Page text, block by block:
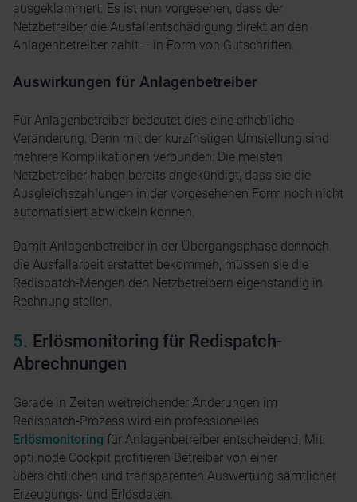
ausgeklammert. Es ist nun vorgesehen, dass der
Netzbetreiber die Ausfallentschädigung direkt an den
Anlagenbetreiber zahlt – in Form von Gutschriften.
Auswirkungen für Anlagenbetreiber
Für Anlagenbetreiber bedeutet dies eine erhebliche
Veränderung. Denn mit der kurzfristigen Umstellung sind
mehrere Komplikationen verbunden: Die meisten
Netzbetreiber haben bereits angekündigt, dass sie die
Ausgleichszahlungen in der vorgesehenen Form noch nicht
automatisiert abwickeln können.
Damit Anlagenbetreiber in der Übergangsphase dennoch
die Ausfallarbeit erstattet bekommen, müssen sie die
Redispatch-Mengen den Netzbetreibern eigenständig in
Rechnung stellen.
Erlösmonitoring für Redispatch-
Abrechnungen
Gerade in Zeiten weitreichender Änderungen im
Redispatch-Prozess wird ein professionelles
Erlösmonitoring für Anlagenbetreiber entscheidend. Mit
opti.node Cockpit profitieren Betreiber von einer
übersichtlichen und transparenten Auswertung sämtlicher
Erzeugungs- und Erlösdaten.